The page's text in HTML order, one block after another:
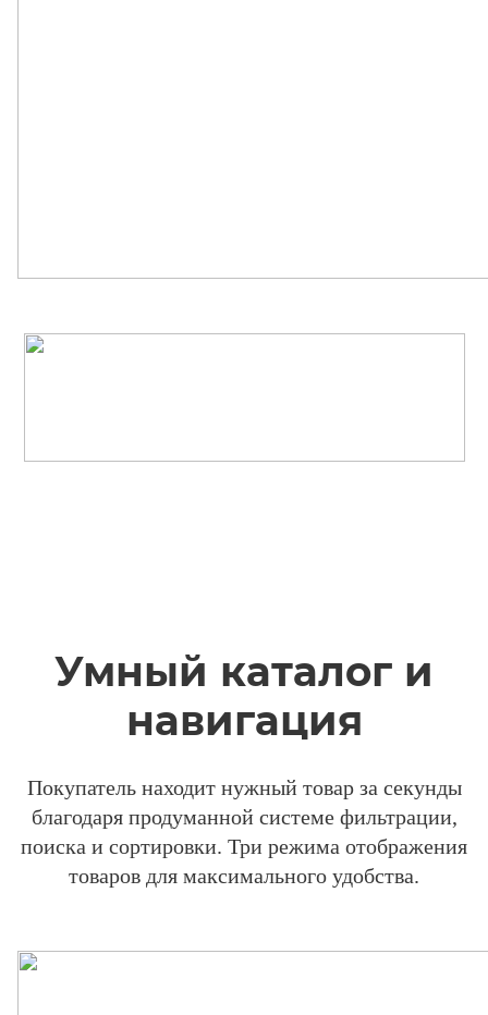
Умный каталог и
навигация
Покупатель находит нужный товар за секунды
благодаря продуманной системе фильтрации,
поиска и сортировки. Три режима отображения
товаров для максимального удобства.